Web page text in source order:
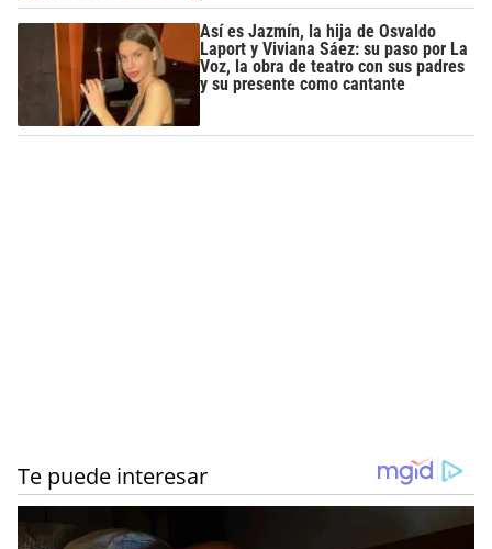
Así es Jazmín, la hija de Osvaldo
Laport y Viviana Sáez: su paso por La
Voz, la obra de teatro con sus padres
y su presente como cantante